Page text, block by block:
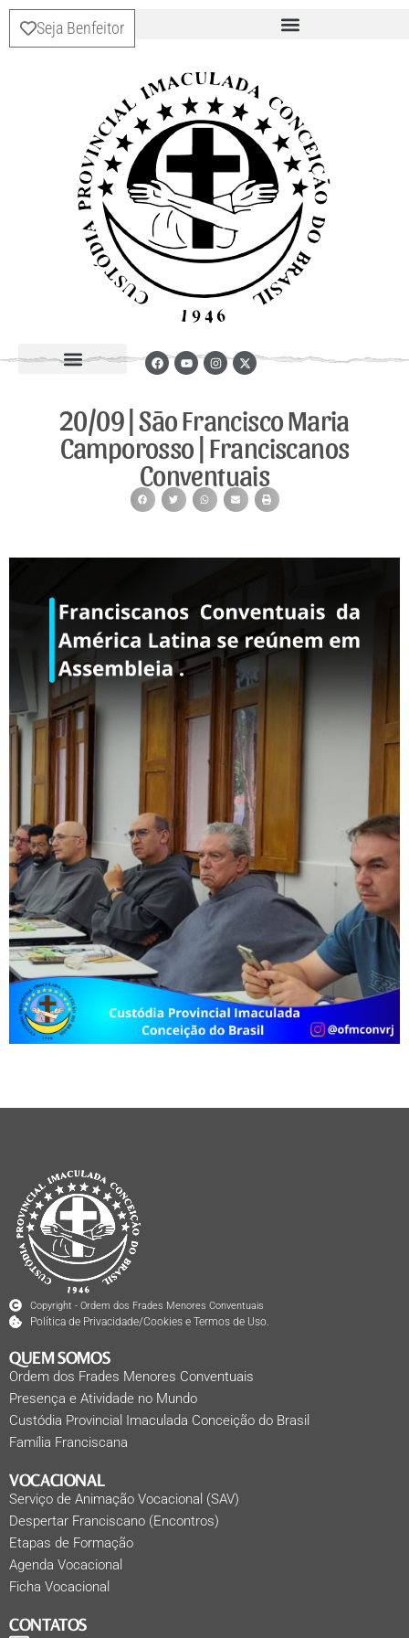
Seja Benfeitor
20/09 | São Francisco Maria
Camporosso | Franciscanos
Conventuais
Copyright - Ordem dos Frades Menores Conventuais
Política de Privacidade/Cookies e Termos de Uso.
QUEM SOMOS
Ordem dos Frades Menores Conventuais
Presença e Atividade no Mundo
Custódia Provincial Imaculada Conceição do Brasil
Família Franciscana
VOCACIONAL
Serviço de Animação Vocacional (SAV)
Despertar Franciscano (Encontros)
Etapas de Formação
Agenda Vocacional
Ficha Vocacional
CONTATOS